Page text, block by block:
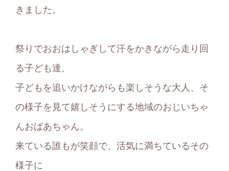
きました。
祭りでおおはしゃぎして汗をかきながら走り回
る子ども達、
子どもを追いかけながらも楽しそうな大人、そ
の様子を見て嬉しそうにする地域のおじいちゃ
んおばあちゃん。
来ている誰もが笑顔で、活気に満ちているその
様子に